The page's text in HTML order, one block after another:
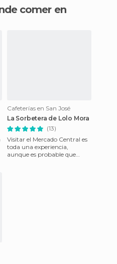
Cafeterías en San José
La Sorbetera de Lolo Mora
(13)
Visitar el Mercado Central es
toda una experiencia,
aunque es probable que